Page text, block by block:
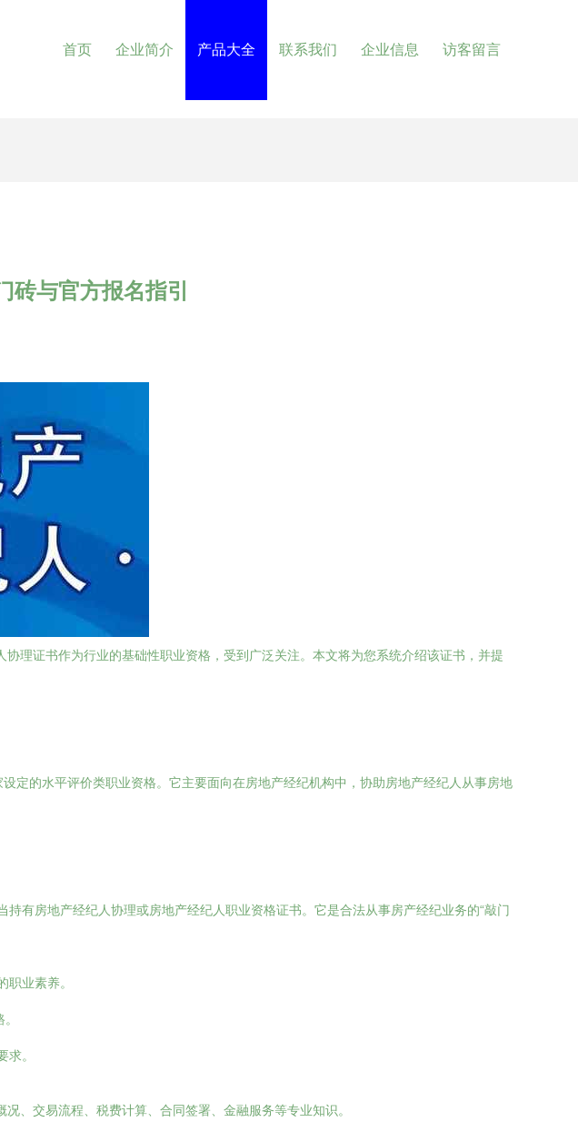
首页 企业简介 产品大全 联系我们 企业信息 访客留言
砖与官方报名指引
理证书作为行业的基础性职业资格，受到广泛关注。本文将为您系统介绍该证书，并提
定的水平评价类职业资格。它主要面向在房地产经纪机构中，协助房地产经纪人从事房地
有房地产经纪人协理或房地产经纪人职业资格证书。它是合法从事房产经纪业务的“敲门
业素养。
。
、交易流程、税费计算、合同签署、金融服务等专业知识。